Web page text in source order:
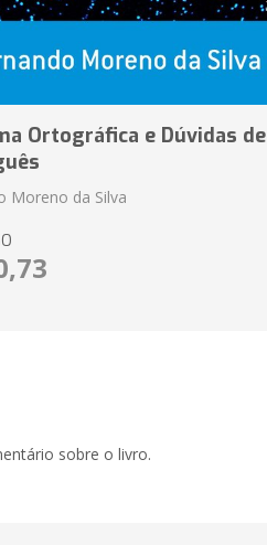
Ortográfica e Dúvidas de
Moreno da Silva
sobre o livro.